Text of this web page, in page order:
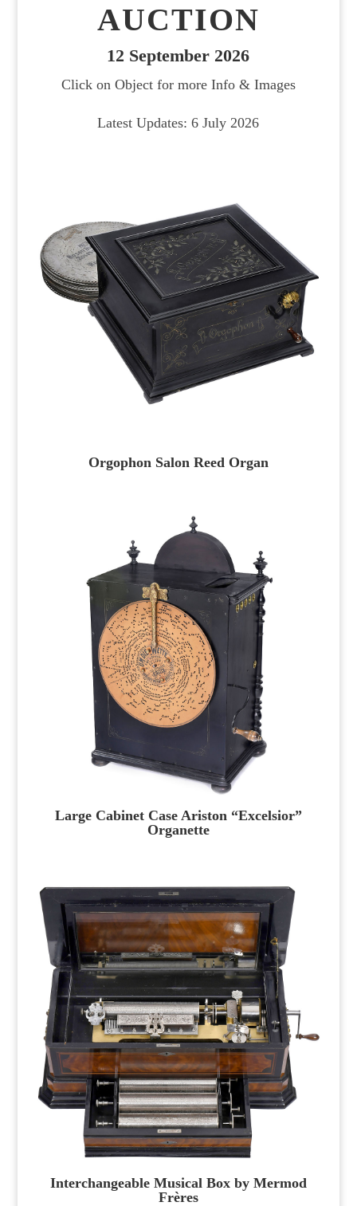
AUCTION
12 September 2026
Click on Object for more Info & Images
Latest Updates: 6 July 2026
Orgophon Salon Reed Organ
Large Cabinet Case Ariston “Excelsior”
Organette
Interchangeable Musical Box by Mermod
Frères